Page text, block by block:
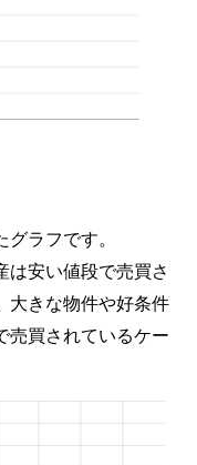
ラフです。
安い値段で売買さ
大きな物件や好条件
売買されているケー